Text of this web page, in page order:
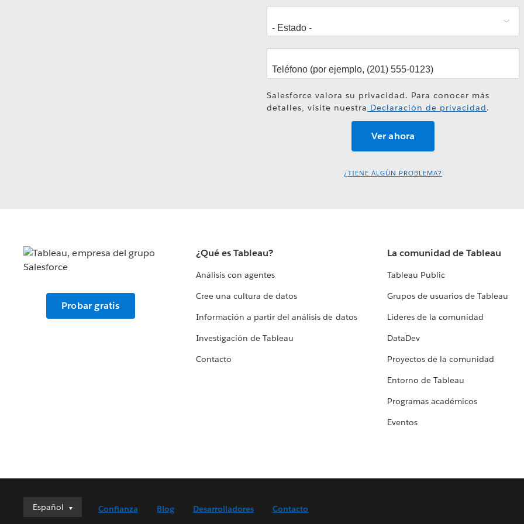
Salesforce valora su privacidad. Para conocer más
detalles, visite nuestra Declaración de privacidad.
¿TIENE ALGÚN PROBLEMA?
Probar gratis
¿Qué es Tableau?
Análisis con agentes
Cree una cultura de datos
Información a partir del análisis de datos
Investigación de Tableau
Contacto
La comunidad de Tableau
Tableau Public
Grupos de usuarios de Tableau
Líderes de la comunidad
DataDev
Proyectos de la comunidad
Entorno de Tableau
Programas académicos
Eventos
Español
Español
Confianza Blog Desarrolladores Contacto